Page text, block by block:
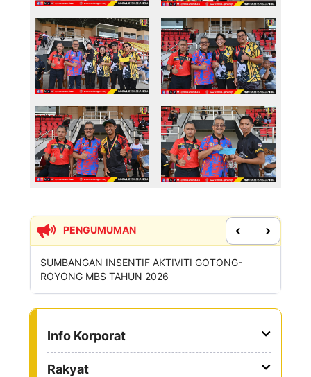
PENGUMUMAN
SUMBANGAN INSENTIF AKTIVITI GOTONG-
ROYONG MBS TAHUN 2026
Info Korporat
Rakyat